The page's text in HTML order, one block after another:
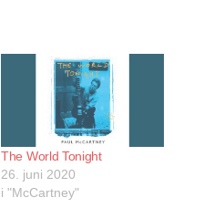
The World Tonight
26. juni 2020
i "McCartney"